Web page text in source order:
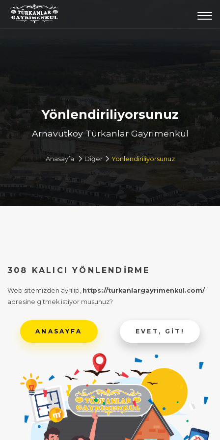
Yönlendiriliyorsunuz
Arnavutköy Türkanlar Gayrimenkul
Anasayfa Diğer Yönlendiriliyorsunuz
308 KALICI YÖNLENDIRME
Web sitemizden ayrılıp, https://turkanlargayrimenkul.com/
adresine gitmek istiyor musunuz?
ANASAYFA EVET, GIT!